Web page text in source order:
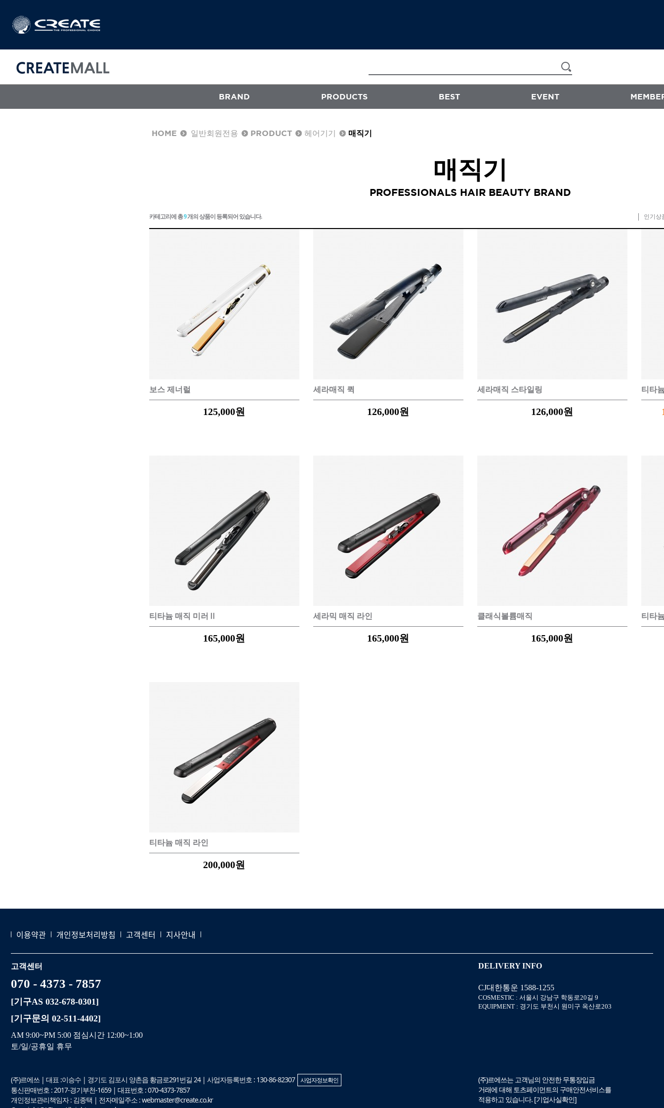
BRAND PRODUCTS BEST EVENT
CREATE ATS
샴푸/트리트먼트
에센스
스타일링
HAIR CARE
샴푸
에센스
스타일링
BODY CARE
바디워시
EQUIPMENT
드라이어
베스트셀러 상품후기
이벤트 쿠폰
HOME 일반회원전용 PRODUCT 헤어기기 매직기
매직기
PROFESSIONALS HAIR BEAUTY BRAND
카테고리에 총9개의 상품이 등록되어 있습니다. 인기상
보스 제너럴
125,000원
세라매직 퀵
126,000원
세라매직 스타일링
126,000원
티타
티타늄 매직 미러Ⅱ
165,000원
세라믹 매직 라인
165,000원
클래식볼륨매직
165,000원
티타
티타늄 매직 라인
200,000원
이용약관 개인정보처리방침 고객센터 지사안내
고객센터
070 - 4373 - 7857
[기구AS 032-678-0301]
[기구문의 02-511-4402]
AM 9:00~PM 5:00 점심시간 12:00~1:00
토/일/공휴일 휴무
DELIVERY INFO
CJ대한통운 1588-1255
COSMESTIC : 서울시 강남구 학동로20길 9
EQUIPMENT : 경기도 부천시 원미구 옥산로203
(주)르에쓰 | 대표 :이승수 | 경기도 김포시 양촌읍 황금로291번길 24 | 사업자등록번호 : 130-86-82307 사업자정보확인
통신판매번호 : 2017-경기부천-1659 | 대표번호 : 070-4373-7857
개인정보관리책임자 : 김종택 | 전자메일주소 : webmaster@create.co.kr
(주)르에쓰는 고객님의 안전한 무통장입금
거래에 대해 토츠페이먼트의 구매안전서비스를
적용하고 있습니다. [기업사실확인]